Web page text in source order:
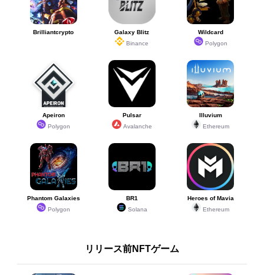
Brilliantcrypto
Galaxy Blitz
Binance
Wildcard
Polygon
Apeiron
Polygon
Pulsar
Avalanche
Illuvium
Ethereum
Phantom Galaxies
Polygon
BR1
Solana
Heroes of Mavia
Ethereum
リリース前NFTゲーム